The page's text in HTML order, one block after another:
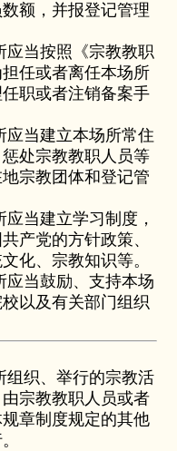
额，并报登记管理
当按照《宗教教职
任或者离任本场所
职或者注销备案手
当建立本场所常住
处宗教教职人员等
宗教团体和登记管
当建立学习制度，
产党的方针政策、
化、宗教知识等。
当鼓励、支持本场
以及有关部门组织
织、举行的宗教活
宗教教职人员或者
章制度规定的其他